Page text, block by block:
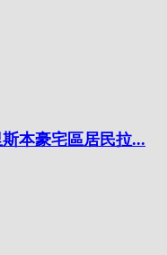
本豪宅區居民拉...